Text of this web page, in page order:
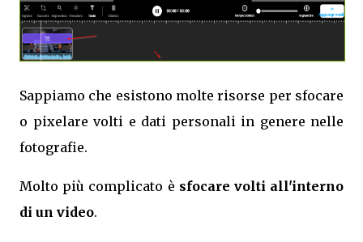
Sappiamo che esistono molte risorse per sfocare
o pixelare volti e dati personali in genere nelle
fotografie.
Molto più complicato è sfocare volti all'interno
di un video.